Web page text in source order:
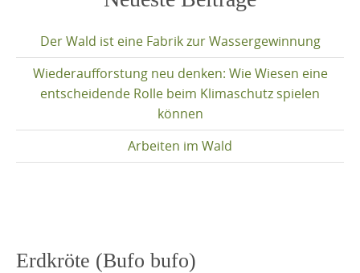
Der Wald ist eine Fabrik zur Wassergewinnung
Wiederaufforstung neu denken: Wie Wiesen eine
entscheidende Rolle beim Klimaschutz spielen
können
Arbeiten im Wald
Erdkröte (Bufo bufo)